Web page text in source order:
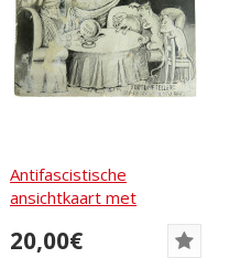
Antifascistische
ansichtkaart met
20,00€